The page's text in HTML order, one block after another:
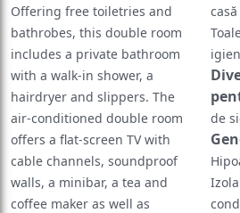
Offering free toiletries and
bathrobes, this double room
includes a private bathroom
with a walk-in shower, a
hairdryer and slippers. The
air-conditioned double room
offers a flat-screen TV with
cable channels, soundproof
walls, a minibar, a tea and
coffee maker as well as
casă
de